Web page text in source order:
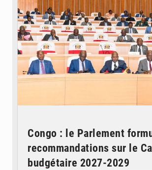
Congo : le Parlement
recommandations sur le
budgétaire 2027-2029